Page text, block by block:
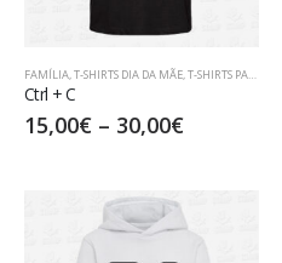
FAMÍLIA,T-SHIRTS DIA DA MÃE,T-SHIRTS PARA PAIS
Ctrl + C
15,00€ – 30,00€